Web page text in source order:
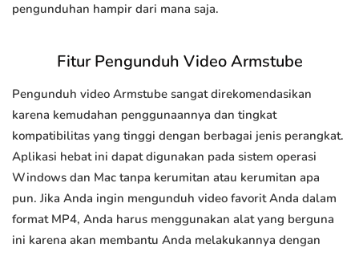
pengunduhan hampir dari mana saja.
Fitur Pengunduh Video Armstube
Pengunduh video Armstube sangat direkomendasikan
karena kemudahan penggunaannya dan tingkat
kompatibilitas yang tinggi dengan berbagai jenis perangkat.
Aplikasi hebat ini dapat digunakan pada sistem operasi
Windows dan Mac tanpa kerumitan atau kerumitan apa
pun. Jika Anda ingin mengunduh video favorit Anda dalam
format MP4, Anda harus menggunakan alat yang berguna
ini karena akan membantu Anda melakukannya dengan